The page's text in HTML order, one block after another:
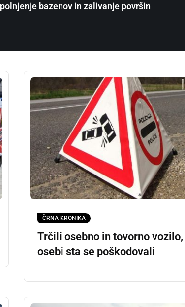
polnjenje bazenov in zalivanje površin
ČRNA KRONIKA
Trčili osebno in tovorno vozilo,
osebi sta se poškodovali